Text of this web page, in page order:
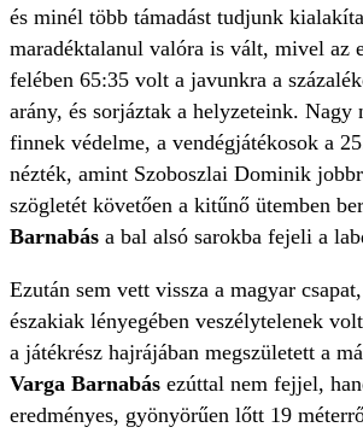
és minél több támadást tudjunk
maradéktalanul valóra is vált, mivel az
felében 65:35 volt a javunkra a
arány, és sorjáztak a helyzeteink. Nagy
finnek védelme, a vendégjátékosok a
nézték, amint Szoboszlai Dominik
szögletét követően a kitűnő ütemben
Barnabás a bal alsó sarokba fejeli a
Ezután sem vett vissza a magyar
északiak lényegében veszélytelenek
a játékrész hajrájában megszületett a
Varga Barnabás ezúttal nem fejjel,
eredményes, gyönyörűen lőtt 19